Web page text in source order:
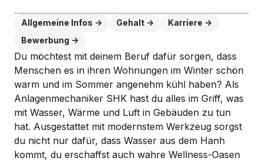
Allgemeine Infos Gehalt
Karriere
Bewerbung
Du möchtest mit deinem Beruf dafür sorgen, dass
Menschen es in ihren Wohnungen im Winter schön
warm und im Sommer angenehm kühl haben? Als
Anlagenmechaniker SHK hast du alles im Griff, was
mit Wasser, Wärme und Luft in Gebäuden zu tun
hat. Ausgestattet mit modernstem Werkzeug sorgst
du nicht nur dafür, dass Wasser aus dem Hanh
kommt, du erschaffst auch wahre Wellness-Oasen